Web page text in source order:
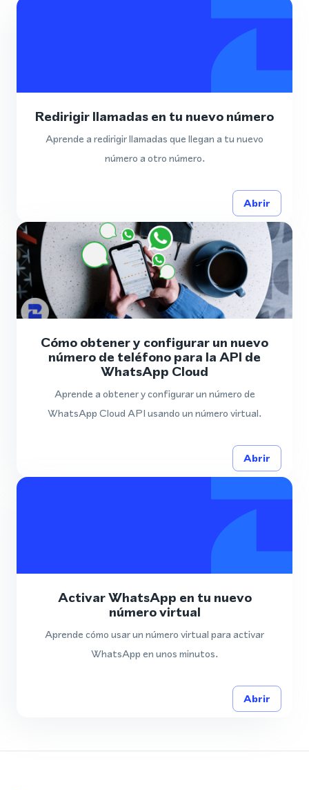
Redirigir llamadas en tu nuevo número
Aprende a redirigir llamadas que llegan a tu nuevo
número a otro número.
Abrir
Cómo obtener y configurar un nuevo
número de teléfono para la API de
WhatsApp Cloud
Aprende a obtener y configurar un número de
WhatsApp Cloud API usando un número virtual.
Abrir
Activar WhatsApp en tu nuevo
número virtual
Aprende cómo usar un número virtual para activar
WhatsApp en unos minutos.
Abrir